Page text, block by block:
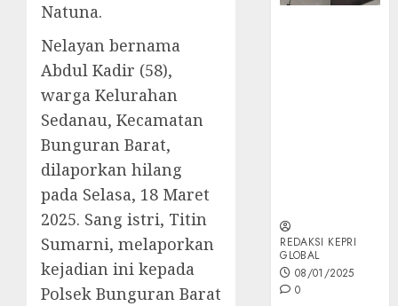
Natuna.
Nelayan bernama
Abdul Kadir (58),
warga Kelurahan
Sedanau, Kecamatan
Bunguran Barat,
dilaporkan hilang
pada Selasa, 18 Maret
2025. Sang istri, Titin
Sumarni, melaporkan
kejadian ini kepada
Polsek Bunguran Barat
REDAKSI KEPRI
GLOBAL
08/01/2025
0